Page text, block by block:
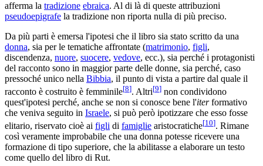
afferma la tradizione ebraica. Al di là di queste attribuzioni
pseudoepigrafe la tradizione non riporta nulla di più preciso.
Da più parti è emersa l'ipotesi che il libro sia stato scritto da una
donna, sia per le tematiche affrontate (matrimonio, figli,
discendenza, nuore, suocere, vedove, ecc.), sia perché i protagonisti
del racconto sono in maggior parte delle donne, sia perché, caso
pressoché unico nella Bibbia, il punto di vista a partire dal quale il
racconto è costruito è femminile[8]. Altri[9] non condividono
quest'ipotesi perché, anche se non si conosce bene l'iterformativo
che veniva seguito in Israele, si può però ipotizzare che esso fosse
elitario, riservato cioè ai figli di famiglie aristocratiche[10]. Rimane
così veramente improbabile che una donna potesse ricevere una
formazione di tipo superiore, che la abilitasse a elaborare un testo
come quello del libro di Rut.